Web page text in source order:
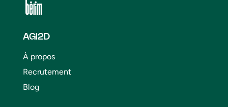
AGI2D
À propos
Recrutement
Blog